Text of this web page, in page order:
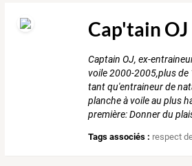
Cap'tain OJ
Captain OJ, ex-
voile 2000-2005,plus de
tant qu'entraineur de
planche à voile au plus
première: Donner du
Tags associés : respect